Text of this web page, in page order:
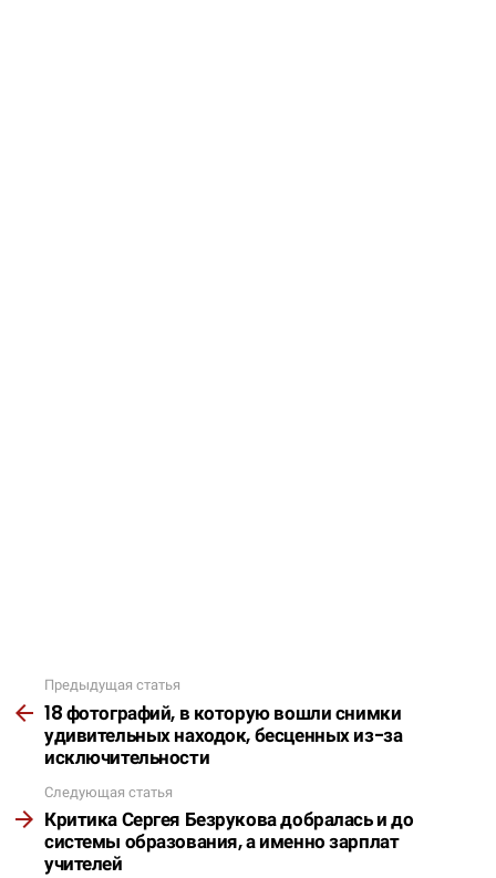
Подробнее
Предыдущая статья
18 фотографий, в которую вошли снимки
удивительных находок, бесценных из-за
исключительности
Следующая статья
Критика Сергея Безрукова добралась и до
системы образования, а именно зарплат
учителей